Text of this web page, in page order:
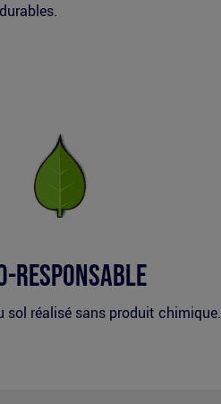
responsable
sol réalisé sans produit chimique.